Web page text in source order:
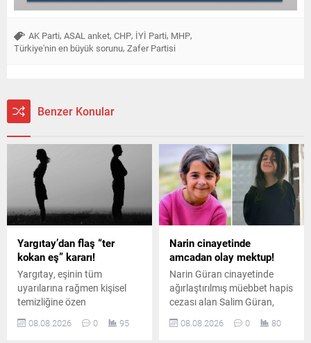
AK Parti, ASAL anket, CHP, İYİ Parti, MHP,
Türkiye'nin en büyük sorunu, Zafer Partisi
Benzer Konular
Yargıtay’dan flaş “ter
kokan eş” kararı!
Yargıtay, eşinin tüm
uyarılarına rağmen kişisel
temizliğine özen
göstermeyen ve sürekli ter
koktuğu belirtilen erkeği
08.08.2026 0 95
Narin cinayetinde
amcadan olay mektup!
Narin Güran cinayetinde
ağırlaştırılmış müebbet hapis
cezası alan Salim Güran,
cezaevinden yazdığı
mektupta suçsuz olduğunu
08.08.2026 0 80